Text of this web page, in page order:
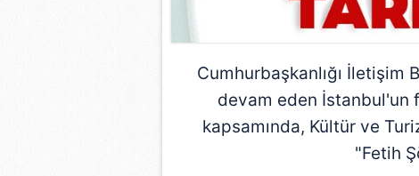
Cumhurbaşkanlığı İletişim
devam eden İstanbul'un
kapsamında, Kültür ve
"Fetih